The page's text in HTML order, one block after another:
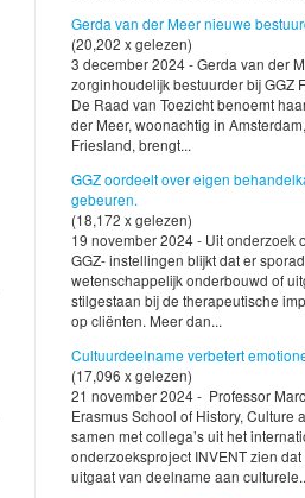
Gerda van der Meer nieuwe
(20,202 x gelezen)
3 december 2024 - Gerda van der
zorginhoudelijk bestuurder bij GGZ
De Raad van Toezicht benoemt
der Meer, woonachtig in
Friesland, brengt...
GGZ oordeelt over eigen
gebeuren.
(18,172 x gelezen)
19 november 2024 - Uit onderzoek
GGZ- instellingen blijkt dat er
wetenschappelijk onderbouwd of
stilgestaan bij de therapeutische
op cliënten. Meer dan...
Cultuurdeelname verbetert
(17,096 x gelezen)
21 november 2024 - Professor
Erasmus School of History, Culture
samen met collega’s uit het
onderzoeksproject INVENT zien
uitgaat van deelname aan